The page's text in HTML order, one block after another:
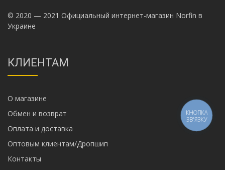
© 2020 — 2021 Официальный интернет-магазин Norfin в
Украине
КЛИЕНТАМ
О магазине
Обмен и возврат
Оплата и доставка
Оптовым клиентам/Дропшип
Контакты
КНОПКА
ЗВ'ЯЗКУ